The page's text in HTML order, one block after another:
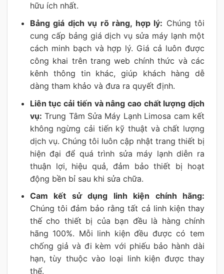
hữu ích nhất.
Bảng giá dịch vụ rõ ràng, hợp lý: Chúng tôi
cung cấp bảng giá dịch vụ sửa máy lạnh một
cách minh bạch và hợp lý. Giá cả luôn được
công khai trên trang web chính thức và các
kênh thông tin khác, giúp khách hàng dễ
dàng tham khảo và đưa ra quyết định.
Liên tục cải tiến và nâng cao chất lượng dịch
vụ: Trung Tâm Sửa Máy Lạnh Limosa cam kết
không ngừng cải tiến kỹ thuật và chất lượng
dịch vụ. Chúng tôi luôn cập nhật trang thiết bị
hiện đại để quá trình sửa máy lạnh diễn ra
thuận lợi, hiệu quả, đảm bảo thiết bị hoạt
động bền bỉ sau khi sửa chữa.
Cam kết sử dụng linh kiện chính hãng:
Chúng tôi đảm bảo rằng tất cả linh kiện thay
thế cho thiết bị của bạn đều là hàng chính
hãng 100%. Mỗi linh kiện đều được có tem
chống giả và đi kèm với phiếu bảo hành dài
hạn, tùy thuộc vào loại linh kiện được thay
thế.